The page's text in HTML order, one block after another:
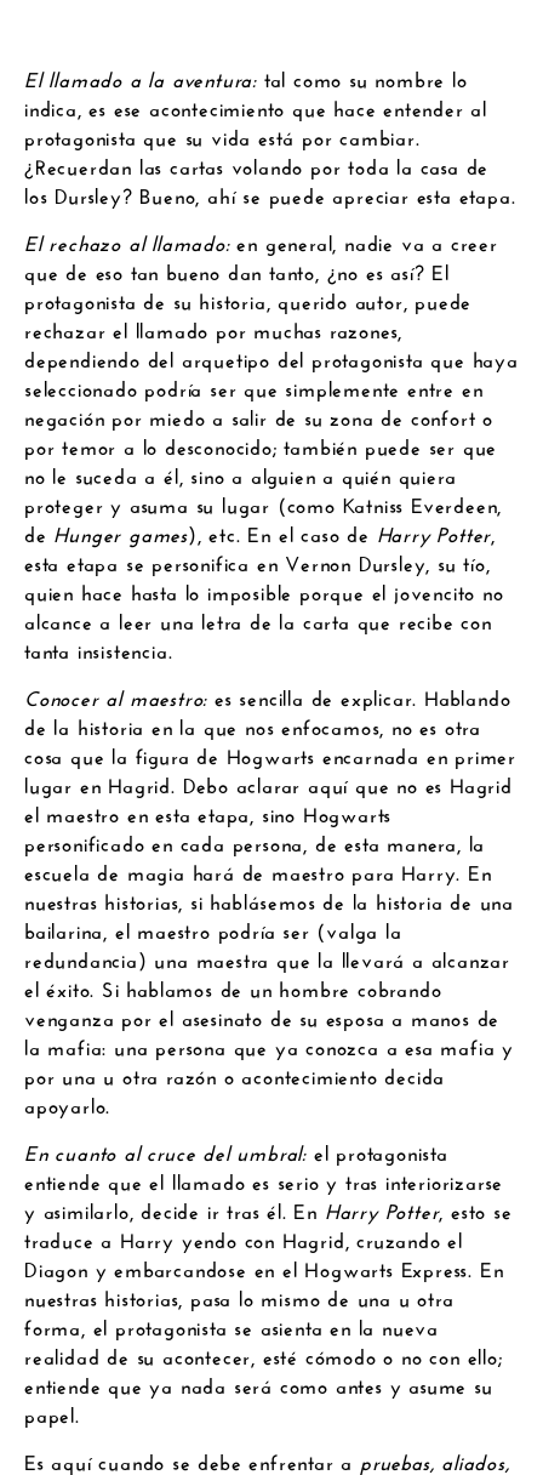
El llamado a la aventura: tal como su nombre lo
indica, es ese acontecimiento que hace entender al
protagonista que su vida está por cambiar.
¿Recuerdan las cartas volando por toda la casa de
los Dursley? Bueno, ahí se puede apreciar esta etapa.
El rechazo al llamado:en general, nadie va a creer
que de eso tan bueno dan tanto, ¿no es así? El
protagonista de su historia, querido autor, puede
rechazar el llamado por muchas razones,
dependiendo del arquetipo del protagonista que haya
seleccionado podría ser que simplemente entre en
negación por miedo a salir de su zona de confort o
por temor a lo desconocido; también puede ser que
no le suceda a él, sino a alguien a quién quiera
proteger y asuma su lugar (como Katniss Everdeen,
de Hunger games), etc. En el caso de Harry Potter
esta etapa se personifica en Vernon Dursley, su tío,
quien hace hasta lo imposible porque el jovencito no
alcance a leer una letra de la carta que recibe con
tanta insistencia.
Conocer al maestro: es sencilla de explicar. Hablando
de la historia en la que nos enfocamos, no es otra
cosa que la figura de Hogwarts encarnada en primer
lugar en Hagrid. Debo aclarar aquí que no es Hagrid
el maestro en esta etapa, sino Hogwarts
personificado en cada persona, de esta manera, la
escuela de magia hará de maestro para Harry. En
nuestras historias, si hablásemos de la historia de una
bailarina, el maestro podría ser (valga la
redundancia) una maestra que la llevará a alcanzar
el éxito. Si hablamos de un hombre cobrando
venganza por el asesinato de su esposa a manos de
la mafia: una persona que ya conozca a esa mafia y
por una u otra razón o acontecimiento decida
apoyarlo.
En cuanto alcruce del umbral: el protagonista
entiende que el llamado es serio y tras interiorizarse
y asimilarlo, decide ir tras él. En Harry Potter, esto se
traduce a Harry yendo con Hagrid, cruzando el
Diagon y embarcandose en el Hogwarts Express. En
nuestras historias, pasa lo mismo de una u otra
forma, el protagonista se asienta en la nueva
realidad de su acontecer, esté cómodo o no con ello;
entiende que ya nada será como antes y asume su
papel.
Es aquí cuando se debe enfrentar a pruebas, aliados,